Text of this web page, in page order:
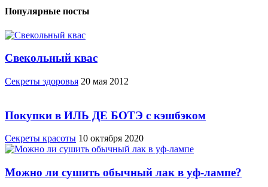
Популярные посты
Свекольный квас
Cекреты здоровья 20 мая 2012
Покупки в ИЛЬ ДЕ БОТЭ с кэшбэком
Секреты красоты 10 октября 2020
Можно ли сушить обычный лак в уф-лампе?